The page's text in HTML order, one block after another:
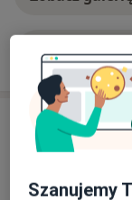
Aktualności
lek.
Szanujemy